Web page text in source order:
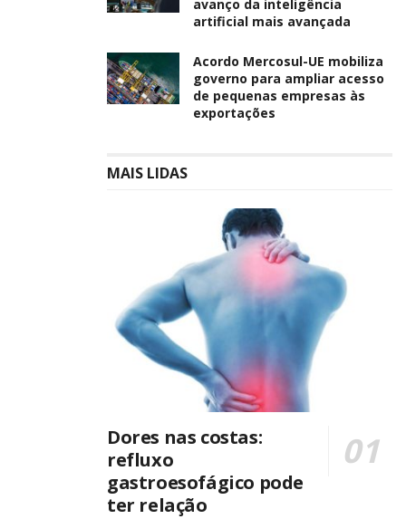
avanço da inteligência
artificial mais avançada
Acordo Mercosul-UE mobiliza
governo para ampliar acesso
de pequenas empresas às
exportações
MAIS LIDAS
Dores nas costas:
refluxo
gastroesofágico pode
ter relação